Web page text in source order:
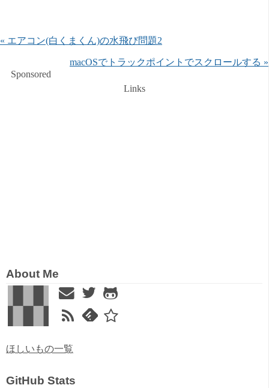
« エアコン(白くまくん)の水飛び問題2
macOSでトラックポイントでスクロールする »
Sponsored
Links
About Me
ほしいもの一覧
GitHub Stats